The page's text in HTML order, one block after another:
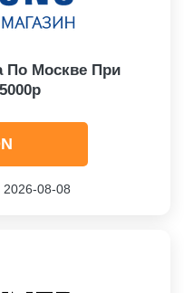
По Москве При
2026-08-08